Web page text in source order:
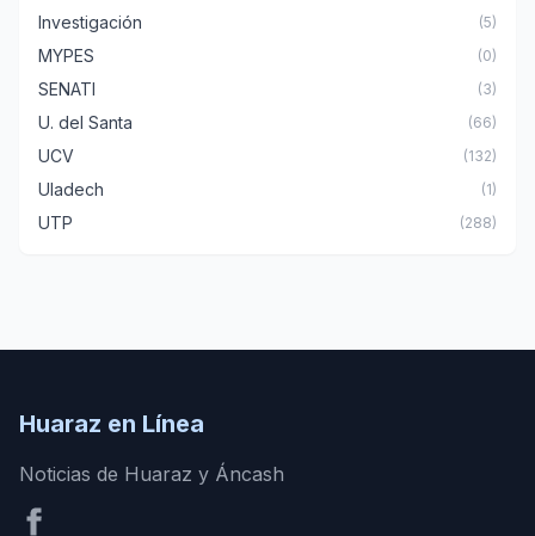
Investigación (5)
MYPES (0)
SENATI (3)
U. del Santa (66)
UCV (132)
Uladech (1)
UTP (288)
Huaraz en Línea
Noticias de Huaraz y Áncash